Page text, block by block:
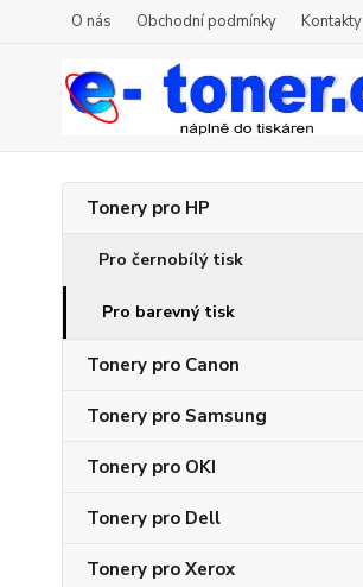
O nás Obchodní podmínky Kontakty
Tonery pro HP
Pro černobílý tisk
Pro barevný tisk
Tonery pro Canon
Tonery pro Samsung
Tonery pro OKI
Tonery pro Dell
Tonery pro Xerox